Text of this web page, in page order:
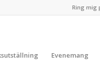
Ring mig
Evenemang